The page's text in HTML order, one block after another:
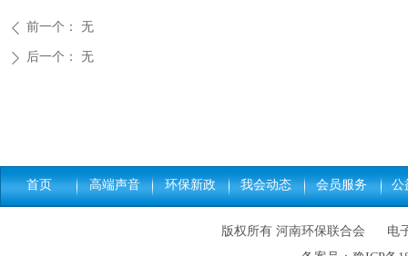
ꄴ 前一个： 无
ꄲ 后一个： 无
首页 高端声音 环保新政 我会动态 会员服务 公
版权所有 河南环保联合会 电子